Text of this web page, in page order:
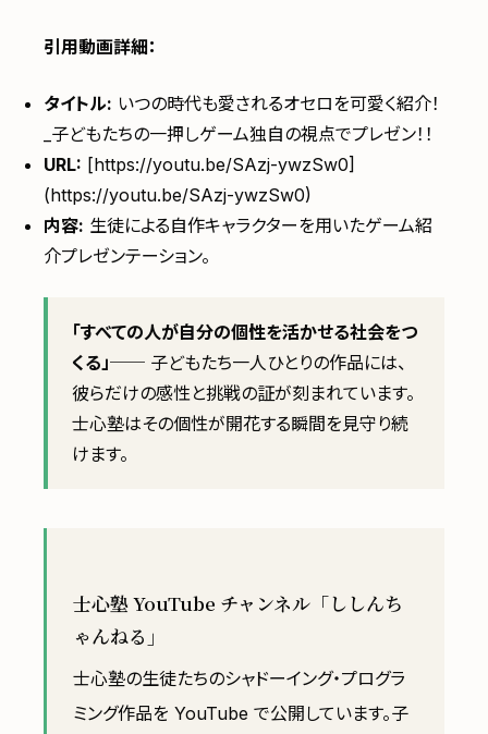
引用動画詳細：
タイトル: いつの時代も愛されるオセロを可愛く紹介！
_子どもたちの一押しゲーム独自の視点でプレゼン！！
URL: [https://youtu.be/SAzj-ywzSw0]
(https://youtu.be/SAzj-ywzSw0)
内容: 生徒による自作キャラクターを用いたゲーム紹
介プレゼンテーション。
「すべての人が自分の個性を活かせる社会をつ
くる」── 子どもたち一人ひとりの作品には、
彼らだけの感性と挑戦の証が刻まれています。
士心塾はその個性が開花する瞬間を見守り続
けます。
士心塾 YouTube チャンネル「ししんち
ゃんねる」
士心塾の生徒たちのシャドーイング・プログラ
ミング作品を YouTube で公開しています。子